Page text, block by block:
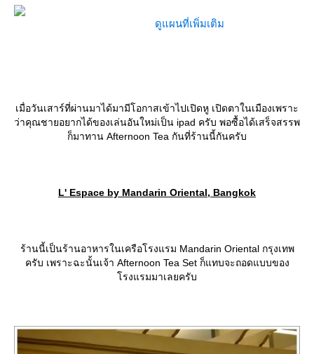
ดูแผนที่เพิ่มเติม
เมื่อวันเสาร์ที่ผ่านมาได้มามีโอกาสเข้าไปเปิดหู เปิดตาในเมืองเพราะ
ว่าคุณชายอยากได้ของเล่นอันใหม่เป็น ipad ครับ พอซื้อได้เสร็จสรรพ
ก็มาทาน Afternoon Tea กันที่ร้านนี้กันครับ
L' Espace by Mandarin Oriental, Bangkok
ร้านนี้เป็นร้านอาหารในเครือโรงแรม Mandarin Oriental กรุงเทพ
ครับ เพราะฉะนั้นเจ้า Afternoon Tea Set ก็แทบจะถอดแบบของ
รงแรมมาเลยครับ